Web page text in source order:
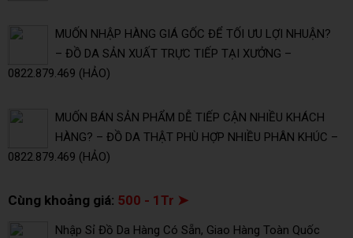
MUỐN NHẬP HÀNG GIÁ GỐC ĐỂ TỐI ƯU LỢI NHUẬN?
– ĐỒ DA SẢN XUẤT TRỰC TIẾP TẠI XƯỞNG –
0822.879.469 (HẢO)
MUỐN BÁN SẢN PHẨM DỄ TIẾP CẬN NHIỀU KHÁCH
HÀNG? – ĐỒ DA THẬT PHÙ HỢP NHIỀU PHÂN KHÚC –
0822.879.469 (HẢO)
Cùng khoảng giá: 500 - 1Tr ➤
Nhập Sỉ Đồ Da Hàng Có Sẵn, Giao Hàng Toàn Quốc